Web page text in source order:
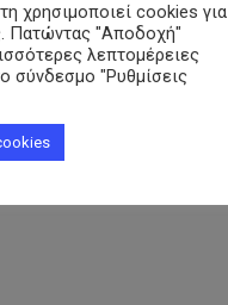
χρησιμοποιεί cookies για
Πατώντας "Αποδοχή"
λεπτομέρειες
σύνδεσμο "Ρυθμίσεις